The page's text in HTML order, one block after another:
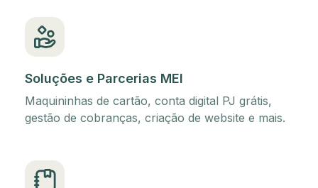
Soluções e Parcerias MEI
Maquininhas de cartão, conta digital PJ grátis,
gestão de cobranças, criação de website e mais.